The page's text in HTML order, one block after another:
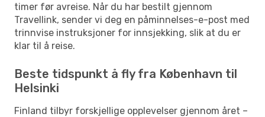
timer før avreise. Når du har bestilt gjennom
Travellink, sender vi deg en påminnelses-e-post med
trinnvise instruksjoner for innsjekking, slik at du er
klar til å reise.
Beste tidspunkt å fly fra København til
Helsinki
Finland tilbyr forskjellige opplevelser gjennom året –